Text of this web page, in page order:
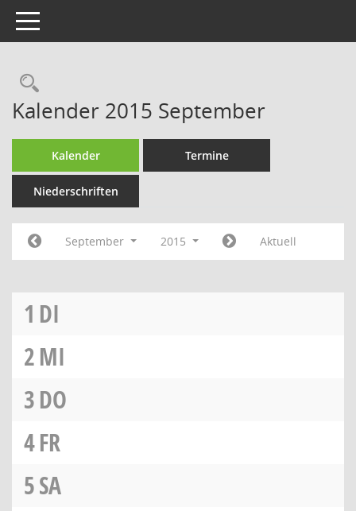
Toggle navigation
Rechercheauswahl
Kalender 2015 September
Kalender Termine
Niederschriften
September 2015 Aktuell
1 DI
2MI
3DO
4FR
5SA